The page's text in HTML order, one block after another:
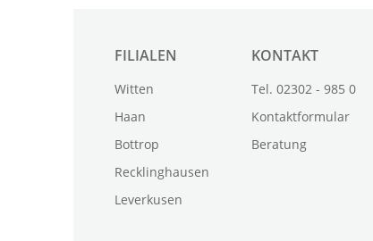
FILIALEN
Witten
Haan
Bottrop
Recklinghausen
Leverkusen
KONTAKT
Tel. 02302 - 985 0
Kontaktformular
Beratung